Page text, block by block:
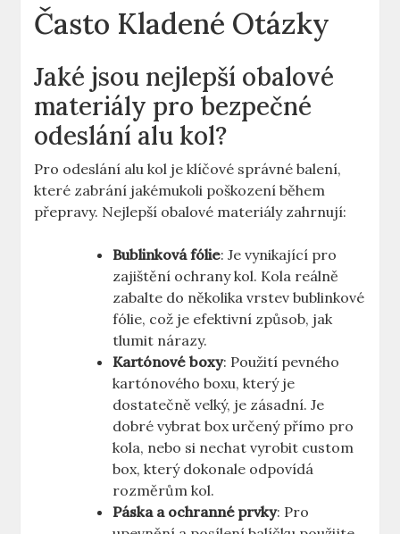
Často Kladené Otázky
Jaké jsou nejlepší obalové
materiály pro bezpečné
odeslání alu kol?
Pro odeslání alu kol je klíčové správné balení,
které zabrání jakémukoli poškození během
přepravy. Nejlepší obalové materiály zahrnují:
Bublinková fólie: Je vynikající pro
zajištění ochrany kol. Kola reálně
zabalte do několika vrstev bublinkové
fólie, což je efektivní způsob, jak
tlumit nárazy.
Kartónové boxy: Použití pevného
kartónového boxu, který je
dostatečně velký, je zásadní. Je
dobré vybrat box určený přímo pro
kola, nebo si nechat vyrobit custom
box, který dokonale odpovídá
rozměrům kol.
Páska a ochranné prvky: Pro